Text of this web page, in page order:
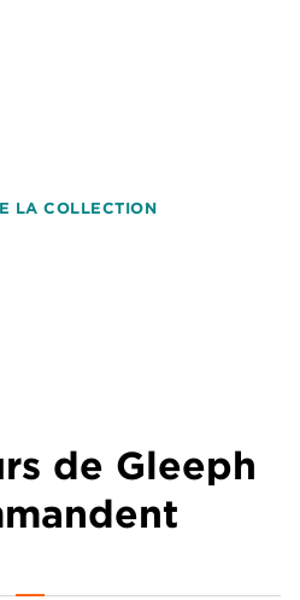
LA COLLECTION
de Gleeph